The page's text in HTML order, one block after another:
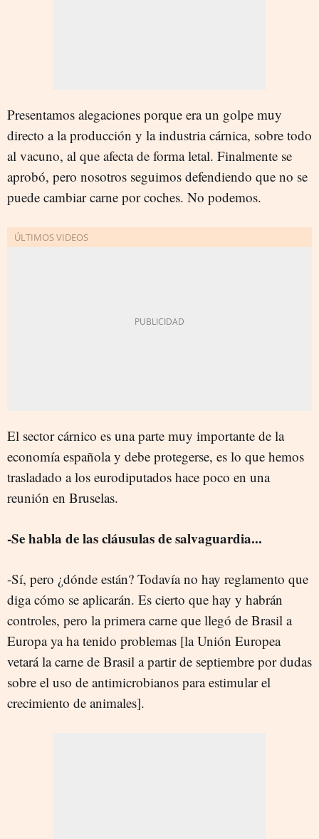
Presentamos alegaciones porque era un golpe muy
directo a la producción y la industria cárnica, sobre todo
al vacuno, al que afecta de forma letal. Finalmente se
aprobó, pero nosotros seguimos defendiendo que no se
puede cambiar carne por coches. No podemos.
El sector cárnico es una parte muy importante de la
economía española y debe protegerse, es lo que hemos
trasladado a los eurodiputados hace poco en una
reunión en Bruselas.
-Se habla de las cláusulas de salvaguardia...
-Sí, pero ¿dónde están? Todavía no hay reglamento que
diga cómo se aplicarán. Es cierto que hay y habrán
controles, pero la primera carne que llegó de Brasil a
Europa ya ha tenido problemas [la Unión Europea
vetará la carne de Brasil a partir de septiembre por dudas
sobre el uso de antimicrobianos para estimular el
crecimiento de animales].